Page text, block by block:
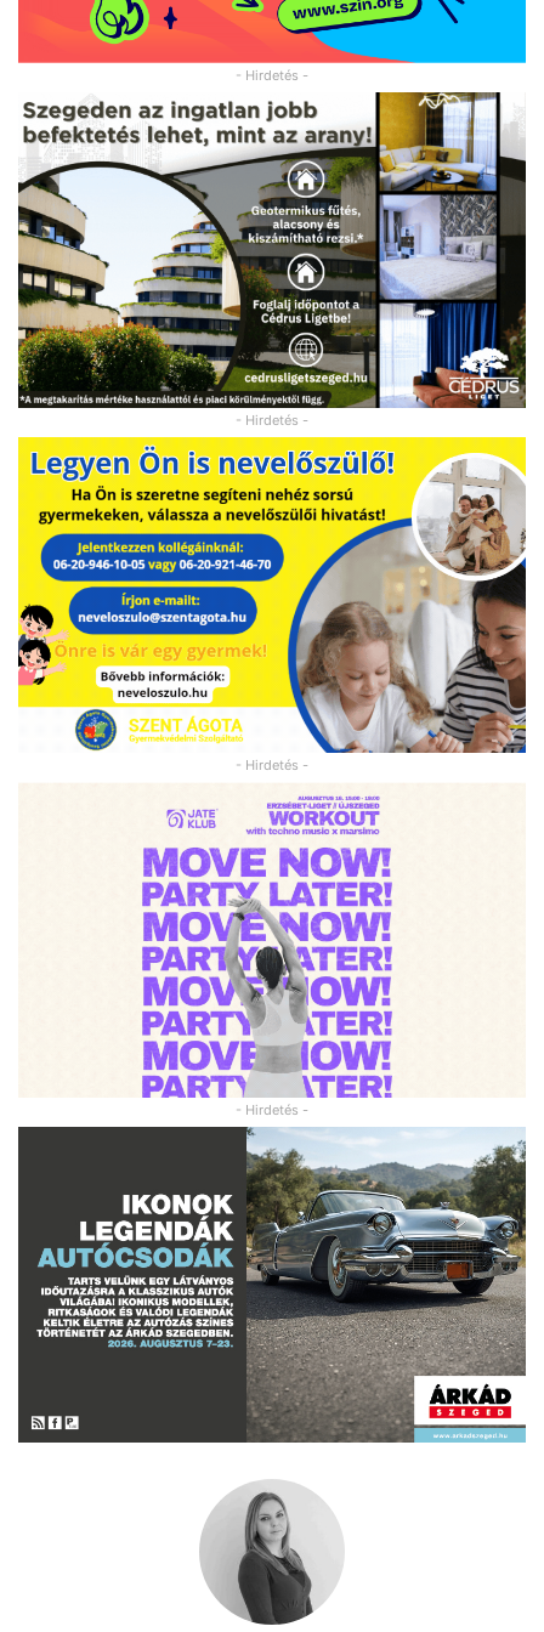
- Hirdetés -
- Hirdetés -
- Hirdetés -
- Hirdetés -